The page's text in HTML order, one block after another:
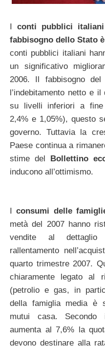
conti pubblici
fabbisogno dello Stato
conti pubblici italiani
un significativo
2006. Il fabbisogno
l’indebitamento netto e
su livelli inferiori a fine
2,4% e 1,05%), questo
governo. Tuttavia la
Paese continua a
stime del
Bollettino
inducono all’ottimismo.
Iconsumi delle
metà del 2007 hanno
vendite al dettaglio
rallentamento
quarto trimestre 2007.
chiaramente legato al
(petrolio e gas, in
della famiglia media è
mutui casa. Secondo
aumenta al 7,6% la
devono destinare alla